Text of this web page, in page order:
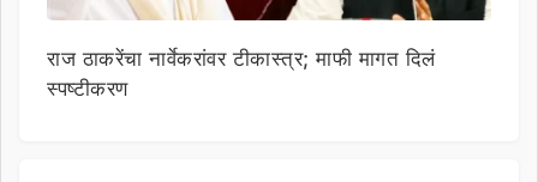
राज ठाकरेंचा नार्वेकरांवर टीकास्त्र; माफी मागत दिलं
स्पष्टीकरण